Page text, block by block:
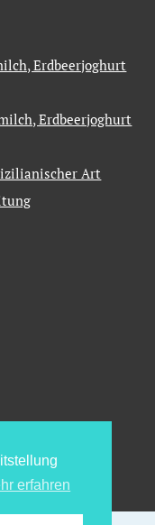
erfahren
Erdbeerjoghurt
Erdbeerjoghurt
Art